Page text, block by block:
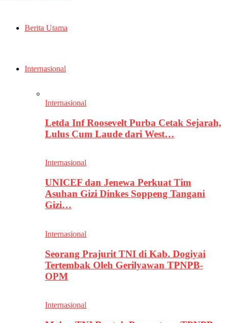
Berita Utama
Internasional
Internasional
Letda Inf Roosevelt Purba Cetak Sejarah,
Lulus Cum Laude dari West…
Internasional
UNICEF dan Jenewa Perkuat Tim
Asuhan Gizi Dinkes Soppeng Tangani
Gizi…
Internasional
Seorang Prajurit TNI di Kab. Dogiyai
Tertembak Oleh Gerilyawan TPNPB-
OPM
Internasional